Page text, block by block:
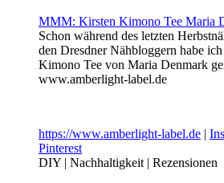
MMM: Kirsten Kimono Tee Maria
Schon während des letzten
den Dresdner Nähbloggern habe
Kimono Tee von Maria Denmark
www.amberlight-label.de
https://www.amberlight-label.de |
Pinterest
DIY | Nachhaltigkeit | Rezensionen